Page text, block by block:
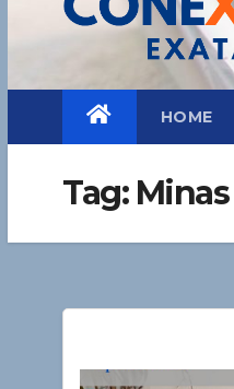
HOME
Tag: Minas